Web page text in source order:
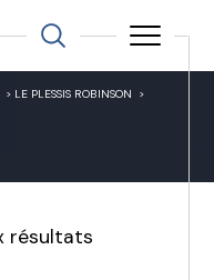
LE PLESSIS ROBINSON
résultats